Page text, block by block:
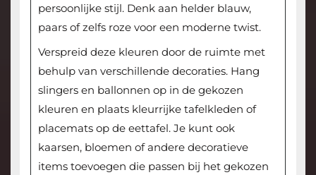
persoonlijke stijl. Denk aan helder blauw,
paars of zelfs roze voor een moderne twist.
Verspreid deze kleuren door de ruimte met
behulp van verschillende decoraties. Hang
slingers en ballonnen op in de gekozen
kleuren en plaats kleurrijke tafelkleden of
placemats op de eettafel. Je kunt ook
kaarsen, bloemen of andere decoratieve
items toevoegen die passen bij het gekozen